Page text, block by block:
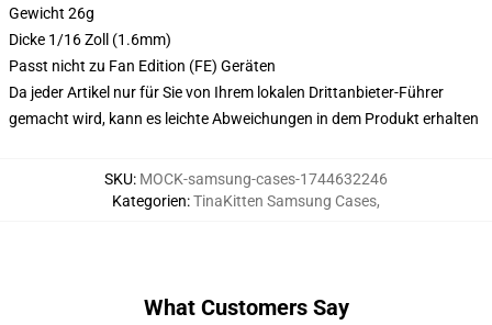
Gewicht 26g
Dicke 1/16 Zoll (1.6mm)
Passt nicht zu Fan Edition (FE) Geräten
Da jeder Artikel nur für Sie von Ihrem lokalen Drittanbieter-Führer
gemacht wird, kann es leichte Abweichungen in dem Produkt erhalten
SKU: MOCK-samsung-cases-1744632246
Kategorien:TinaKitten Samsung Cases,
What Customers Say